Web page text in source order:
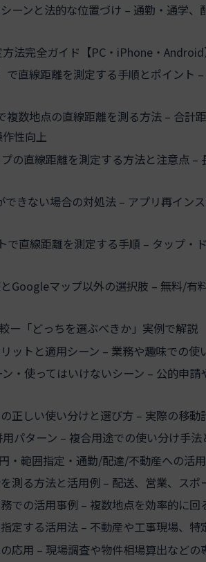
ーンと法的な位置づけ – 通勤・通学
法完全ガイド【PC・iPhone・Android
直線距離を測定する手順とポイント –
複数地点の直線距離を測る方法 – 合計
性向上
の直線距離を測定する方法と注意点 –
きない場合の対処法 – アプリ再イン
直線距離を測定する手順 – タップ・
Googleマップ以外の選択肢 – 無料/有
ー「どっちを選ぶべきか」実例で解説
ットと適用シーン – 業務や趣味での使
・使ってはいけないシーン – 公的申
正しい使い分けと選び方 – 実際の移
パターン – 複合用途での使い分け手法
・範囲指定・通勤/配達/不動産への活
測る方法と活用例 – 配送、営業、ス
での活用事例 – 複数地点を効率的に回
定する活用法 – 不動産や工事現場、特
応用 – 現場調査や物件相場算出などの